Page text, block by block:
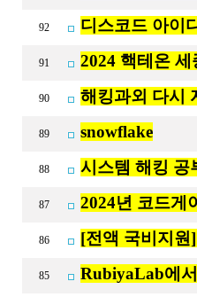
92 디스코드 아이
91 2024 핵테온
90 해킹과외 다시
89 snowflake
88 시스템 해킹 공
87 2024년 코드게
86 [전액 국비지원
85 RubiyaLab에